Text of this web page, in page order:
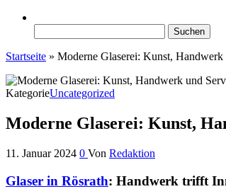
nach:
Startseite » Moderne Glaserei: Kunst, Handwerk
KategorieUncategorized
Moderne Glaserei: Kunst,
11. Januar 2024 0 Von Redaktion
Glaser in Rösrath: Handwerk trifft